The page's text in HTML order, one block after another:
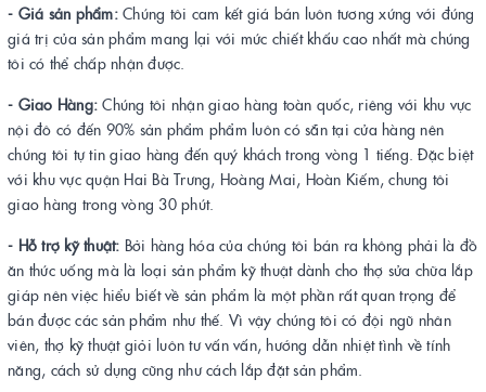
- Giá sản phẩm:Chúng tôi cam kết giá bán luôn tương xứng với đúng
giá trị của sản phẩm mang lại với mức chiết khấu cao nhất mà chúng
tôi có thể chấp nhận được.
- Giao Hàng: Chúng tôi nhận giao hàng toàn quốc, riêng với khu vực
nội đô có đến 90% sản phẩm phẩm luôn có sẵn tại cửa hàng nên
chúng tôi tự tin giao hàng đến quý khách trong vòng 1 tiếng. Đặc biệt
với khu vực quận Hai Bà Trưng, Hoàng Mai, Hoàn Kiếm, chung tôi
giao hàng trong vòng 30 phút.
- Hỗ trợ kỹ thuật: Bởi hàng hóa của chúng tôi bán ra không phải là đồ
ăn thức uống mà là loại sản phẩm kỹ thuật dành cho thợ sửa chữa lắp
giáp nên việc hiểu biết về sản phẩm là một phần rất quan trọng để
bán được các sản phẩm như thế. Vì vậy chúng tôi có đội ngũ nhân
viên, thợ kỹ thuật giỏi luôn tư vấn vấn, hướng dẫn nhiệt tình về tính
năng, cách sử dụng cũng như cách lắp đặt sản phẩm.